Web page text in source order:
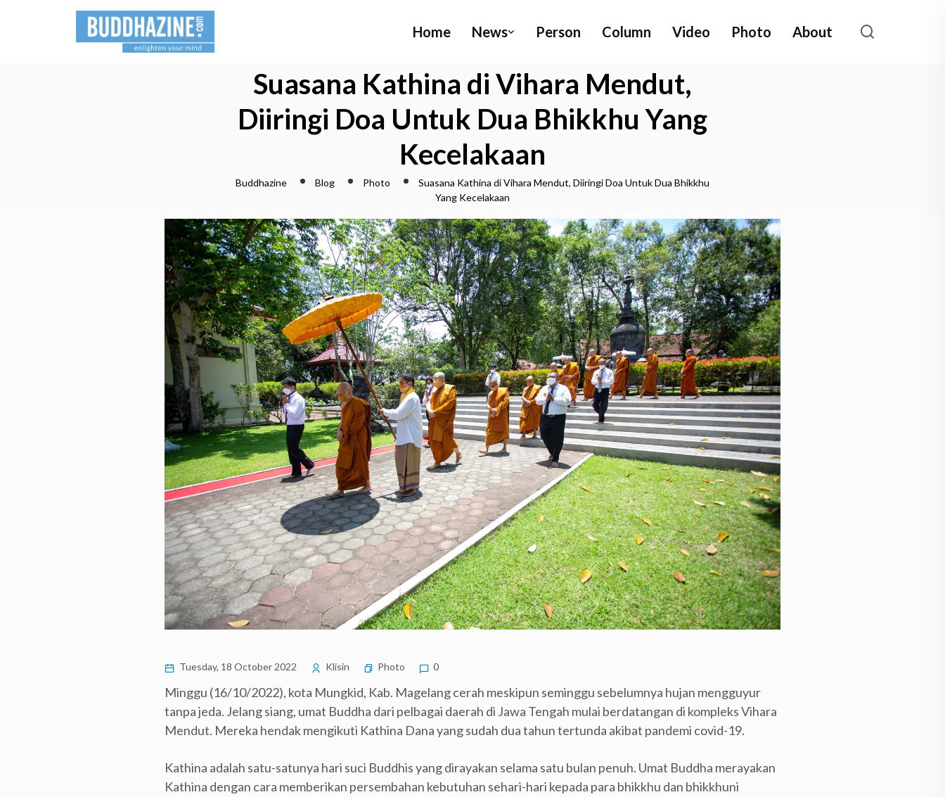
Home News Person Column Video Photo About
Suasana Kathina di Vihara Mendut,
Diiringi Doa Untuk Dua Bhikkhu Yang
Kecelakaan
Buddhazine Blog Photo
Suasana Kathina di Vihara Mendut, Diiringi Doa Untuk Dua Bhikkhu
Yang Kecelakaan
Tuesday, 18 October 2022 Klisin Photo 0
Minggu (16/10/2022), kota Mungkid, Kab. Magelang cerah meskipun seminggu sebelumnya hujan mengguyur
tanpa jeda. Jelang siang, umat Buddha dari pelbagai daerah di Jawa Tengah mulai berdatangan di kompleks Vihara
Mendut. Mereka hendak mengikuti Kathina Dana yang sudah dua tahun tertunda akibat pandemi covid-19.
Kathina adalah satu-satunya hari suci Buddhis yang dirayakan selama satu bulan penuh. Umat Buddha merayakan
Kathina dengan cara memberikan persembahan kebutuhan sehari-hari kepada para bhikkhu dan bhikkhuni